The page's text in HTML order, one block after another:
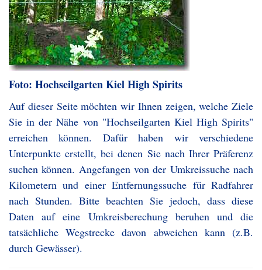
Foto: Hochseilgarten Kiel High Spirits
Auf dieser Seite möchten wir Ihnen zeigen, welche Ziele
Sie in der Nähe von "Hochseilgarten Kiel High Spirits"
erreichen können. Dafür haben wir verschiedene
Unterpunkte erstellt, bei denen Sie nach Ihrer Präferenz
suchen können. Angefangen von der Umkreissuche nach
Kilometern und einer Entfernungssuche für Radfahrer
nach Stunden. Bitte beachten Sie jedoch, dass diese
Daten auf eine Umkreisberechung beruhen und die
tatsächliche Wegstrecke davon abweichen kann (z.B.
durch Gewässer).